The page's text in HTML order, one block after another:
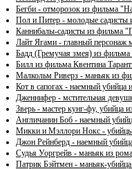
Бегби - отморозок из фильма
Пол и Питер - молодые садисты
Каннибалы-садисты из фильма
Лайт Ягами - главный персонаж
Бадд (Гремучая змея) из
Билл из фильма Квентина
Малкольм Риверз - маньяк из
Кот в сапогах - наемный убийца
Дженнифер - мстительная
Зверь - мастер кунг-фу, убийца
Англичанин Боб - наемный
Микки и Мэллори Нокс -
Джон Рейнберд - наемный
Судья Уоргрейв - маньяк из
Патрик Бэйтмен - маньяк-